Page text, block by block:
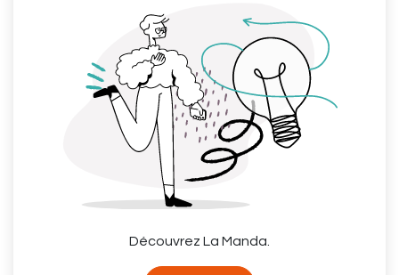
Découvrez La Manda.